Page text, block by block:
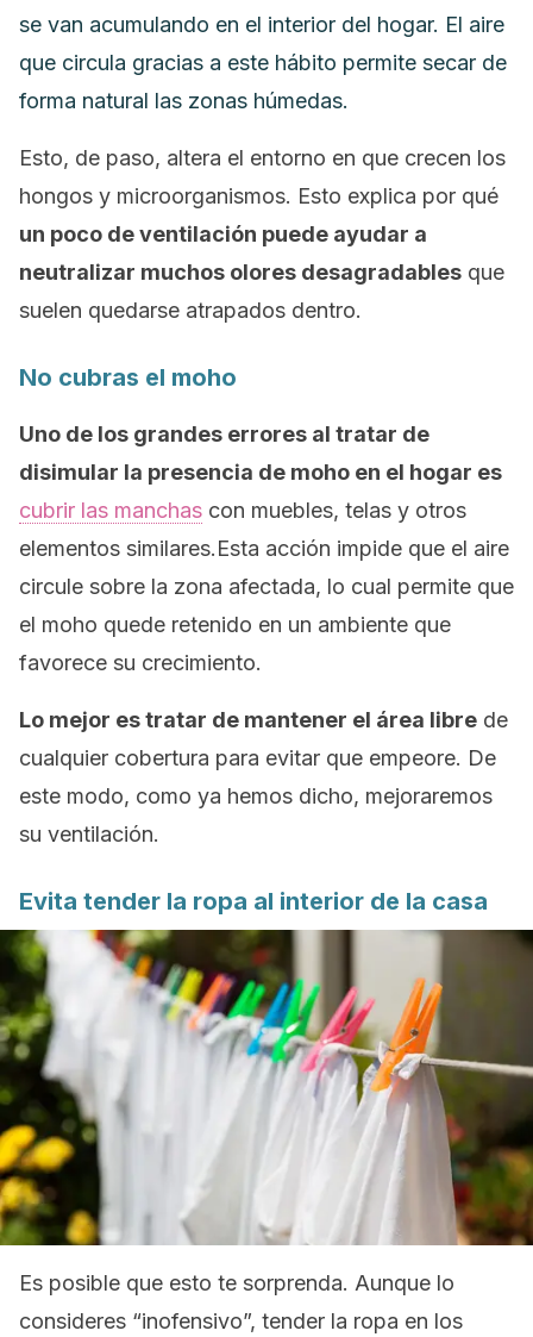
se van acumulando en el interior del hogar. El aire
que circula gracias a este hábito permite secar de
forma natural las zonas húmedas.
Esto, de paso, altera el entorno en que crecen los
hongos y microorganismos. Esto explica por qué
un poco de ventilación puede ayudar a
neutralizar muchos olores desagradables que
suelen quedarse atrapados dentro.
No cubras el moho
Uno de los grandes errores al tratar de
disimular la presencia de moho en el hogar es
cubrir las manchas con muebles, telas y otros
elementos similares.Esta acción impide que el aire
circule sobre la zona afectada, lo cual permite que
el moho quede retenido en un ambiente que
favorece su crecimiento.
Lo mejor es tratar de mantener el área libre de
cualquier cobertura para evitar que empeore. De
este modo, como ya hemos dicho, mejoraremos
su ventilación.
Evita tender la ropa al interior de la casa
Es posible que esto te sorprenda. Aunque lo
consideres “inofensivo”, tender la ropa en los